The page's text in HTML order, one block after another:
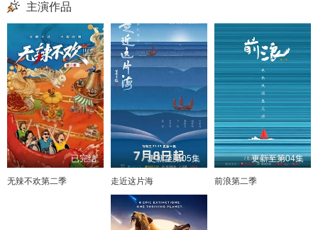
主演作品
已完结
无辣不欢第二季
更新至第05集
走近这片海
更新至第04集
前浪第二季